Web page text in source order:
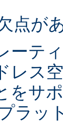
点が
ーテ
レス
をサ
ラッ